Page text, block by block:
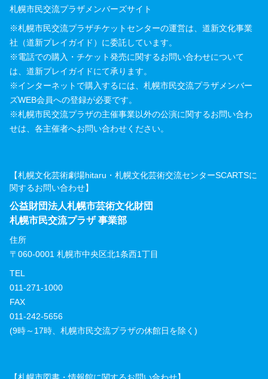
札幌市民交流プラザメンバーズサイト
※札幌市民交流プラザチケットセンターの運営は、道新文化事業
社（道新プレイガイド）に委託しています。
※電話での購入・チケット発売に関するお問い合わせについて
は、道新プレイガイドにて承ります。
※インターネットで購入するには、札幌市民交流プラザメンバー
ズWEB会員への登録が必要です。
※札幌市民交流プラザの主催事業以外の公演に関するお問い合わ
せは、各主催者へお問い合わせください。
【札幌文化芸術劇場hitaru・札幌文化芸術交流センターSCARTSに
関するお問い合わせ】
公益財団法人札幌市芸術文化財団
札幌市民交流プラザ 事業部
住所
〒060-0001 札幌市中央区北1条西1丁目
TEL
011-271-1000
FAX
011-242-5656
(9時～17時、札幌市民交流プラザの休館日を除く)
【札幌市図書・情報館に関するお問い合わせ】